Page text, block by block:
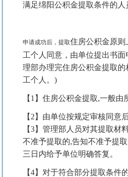
满足绵阳公积金提取条件的人
申请成功后，提取住房公积金原
工个人同意，由单位提出书
理部办理完住房公积金提取
工个人。)
【1】住房公积金提取,一般
【2】由单位按规定审核同
【3】管理部人员对其提取
不准予提取的,告知不准予提
三日内给予单位明确答复。
【4】对于符合部分提取条